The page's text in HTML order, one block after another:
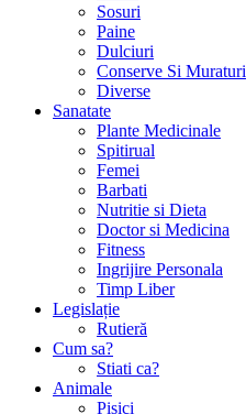
Sosuri
Paine
Dulciuri
Conserve Si Muraturi
Diverse
Sanatate
Plante Medicinale
Spitirual
Femei
Barbati
Nutritie si Dieta
Doctor si Medicina
Fitness
Ingrijire Personala
Timp Liber
Legislație
Rutieră
Cum sa?
Stiati ca?
Animale
Pisici